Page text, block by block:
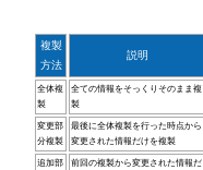
複製
方法
説明
全体複
製
全ての情報をそっくりそのまま複
製
変更部
分複製
最後に全体複製を行った時点から
変更された情報だけを複製
追加部 前回の複製から変更された情報だ